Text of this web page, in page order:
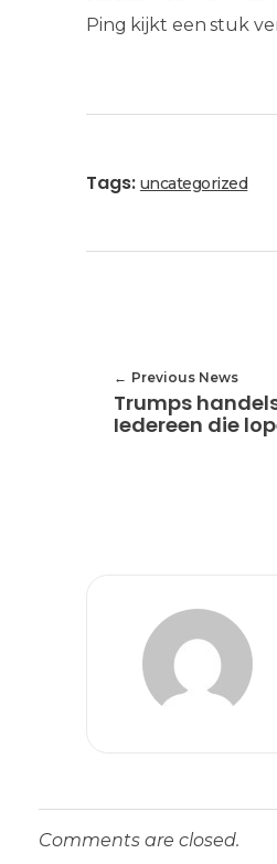
Ping kijkt een stuk
Tags: uncategorized
Previous News
Trumps
Iedereen die
Comments are closed.